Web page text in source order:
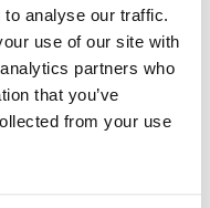
analyse our traffic.
use of our site with
partners who
that you’ve
from your use
Führen im
im Homeoffice 1.